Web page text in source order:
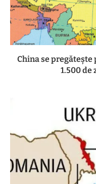
China se
1.500 de